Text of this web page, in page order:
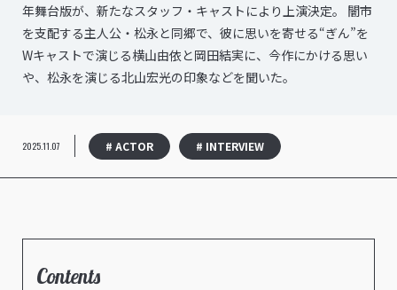
年舞台版が、新たなスタッフ・キャストにより上演決定。 闇市
を支配する主人公・松永と同郷で、彼に思いを寄せる“ぎん”を
Wキャストで演じる横山由依と岡田結実に、今作にかける思い
や、松永を演じる北山宏光の印象などを聞いた。
2025.11.07 # ACTOR # INTERVIEW
Contents